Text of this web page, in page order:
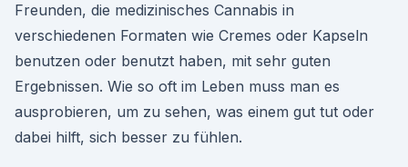
Freunden, die medizinisches Cannabis in
verschiedenen Formaten wie Cremes oder Kapseln
benutzen oder benutzt haben, mit sehr guten
Ergebnissen. Wie so oft im Leben muss man es
ausprobieren, um zu sehen, was einem gut tut oder
dabei hilft, sich besser zu fühlen.